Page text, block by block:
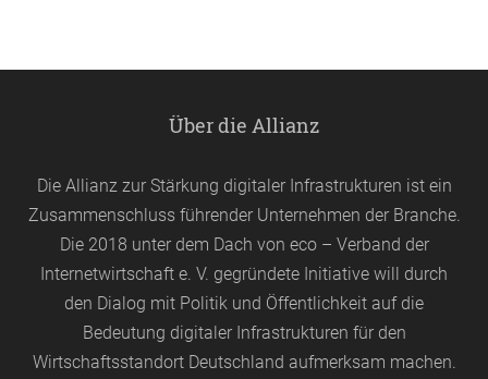
Über die Allianz
Die Allianz zur Stärkung digitaler Infrastrukturen ist ein
Zusammenschluss führender Unternehmen der Branche.
Die 2018 unter dem Dach von eco– Verband der
Internetwirtschaft e. V. gegründete Initiative will durch
den Dialog mit Politik und Öffentlichkeit auf die
Bedeutung digitaler Infrastrukturen für den
Wirtschaftsstandort Deutschland aufmerksam machen.